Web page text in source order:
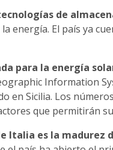
de
energía. El país ya
para la energía
Information
en Sicilia. Los
que permitirán
Italia es la madurez